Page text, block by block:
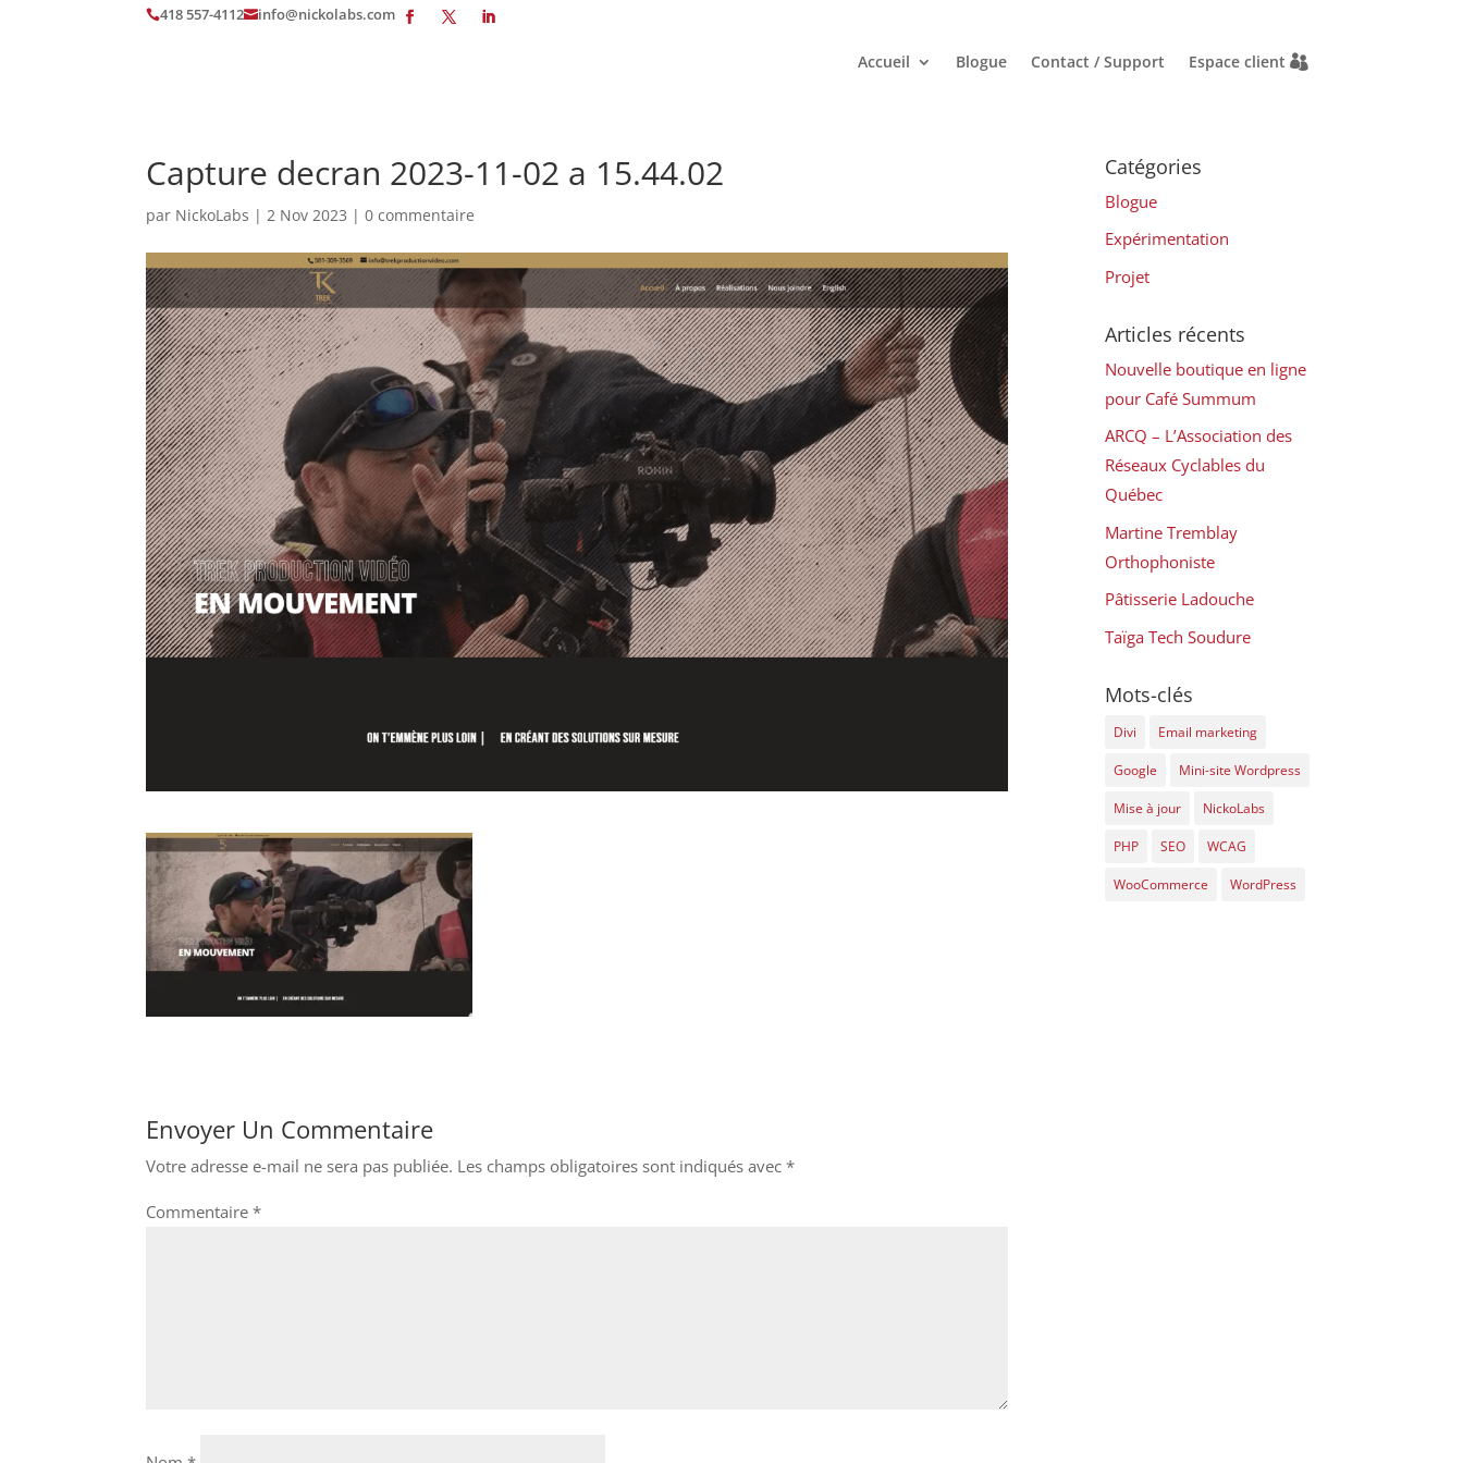
418 557-4112info@nickolabs.com
Accueil Blogue Contact / Support Espace client
Capture decran 2023-11-02 a 15.44.02
par NickoLabs |2 Nov 2023 |0 commentaire
Envoyer Un Commentaire
Votre adresse e-mail ne sera pas publiée. Les champs obligatoires sont indiqués avec*
Commentaire*
Catégories
Blogue
Expérimentation
Projet
Articles récents
Nouvelle boutique en ligne
pour Café Summum
ARCQ – L’Association des
Réseaux Cyclables du
Québec
Martine Tremblay
Orthophoniste
Pâtisserie Ladouche
Taïga Tech Soudure
Mots-clés
Divi Email marketing
Google Mini-site Wordpress
Mise à jour NickoLabs
PHP SEO WCAG
WooCommerce WordPress